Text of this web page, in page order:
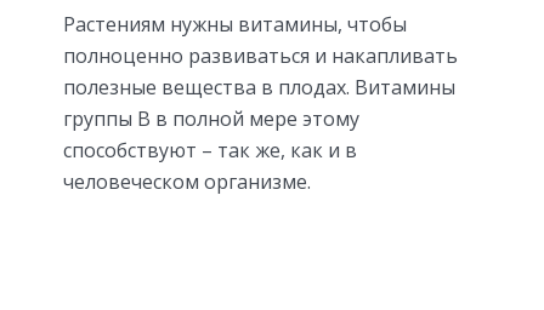
Растениям нужны витамины, чтобы
полноценно развиваться и накапливать
полезные вещества в плодах. Витамины
группы B в полной мере этому
способствуют – так же, как и в
человеческом организме.